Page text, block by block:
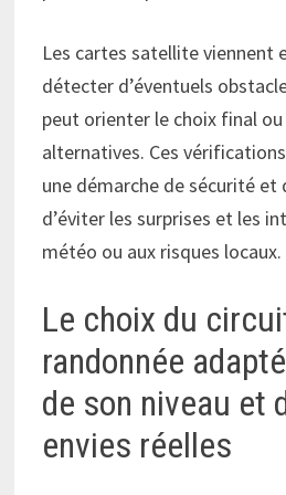
Les cartes satellite viennent
détecter d’éventuels
peut orienter le choix final
alternatives. Ces
une démarche de sécurité
d’éviter les surprises et les
météo ou aux risques locaux.
Le choix du
randonnée
de son niveau et
envies réelles